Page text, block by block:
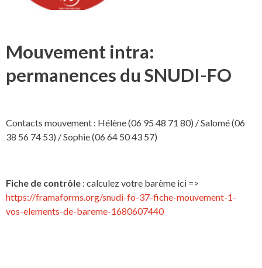
Mouvement intra:
permanences du SNUDI-FO
Contacts mouvement : Hélène (06 95 48 71 80) / Salomé (06
38 56 74 53) / Sophie (06 64 50 43 57)
Fiche de contrôle : calculez votre barème ici =>
https://framaforms.org/snudi-fo-37-fiche-mouvement-1-
vos-elements-de-bareme-1680607440